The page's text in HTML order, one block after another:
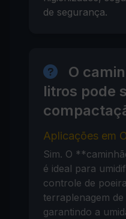
de segurança.
O
litros pode
Aplicações em
Sim. O
é ideal para
controle de
terraplenagem
garantindo a